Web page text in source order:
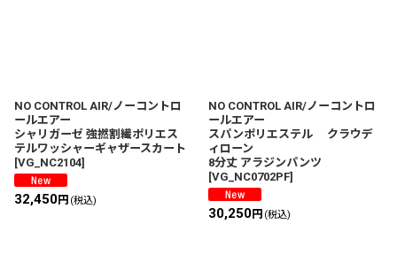
NO CONTROL AIR/ノーコントロ
ールエアー
シャリガーゼ 強撚割繊ポリエス
テルワッシャーギャザースカート
[VG_NC2104]
32,450円 (税込)
NO CONTROL AIR/ノーコントロ
ールエアー
スパンポリエステル クラウデ
ィローン
8分丈 アラジンパンツ
[VG_NC0702PF]
30,250円 (税込)